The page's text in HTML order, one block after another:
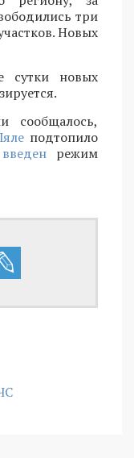
три
Новых
сутки новых
сообщалось,
подтопило
режим